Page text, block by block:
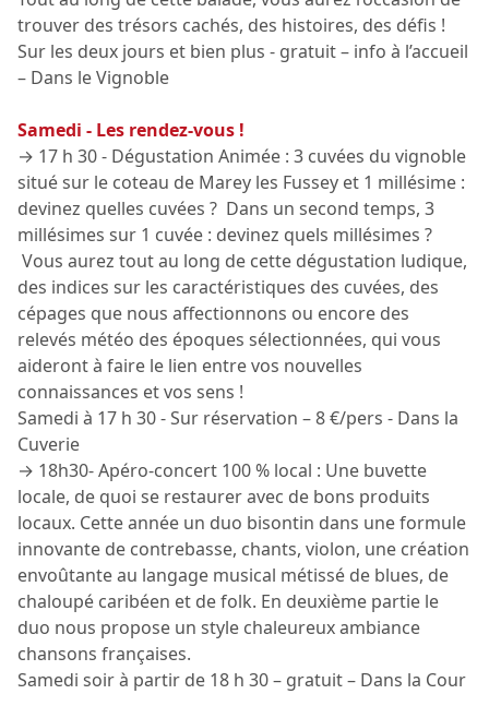
trouver des trésors cachés, des histoires, des défis !
Sur les deux jours et bien plus - gratuit – info à l’accueil
– Dans le Vignoble
Samedi - Les rendez-vous !
→ 17 h 30 - Dégustation Animée : 3 cuvées du vignoble
situé sur le coteau de Marey les Fussey et 1 millésime :
devinez quelles cuvées ? Dans un second temps, 3
millésimes sur 1 cuvée : devinez quels millésimes ?
Vous aurez tout au long de cette dégustation ludique,
des indices sur les caractéristiques des cuvées, des
cépages que nous affectionnons ou encore des
relevés météo des époques sélectionnées, qui vous
aideront à faire le lien entre vos nouvelles
connaissances et vos sens !
Samedi à 17 h 30 - Sur réservation – 8 €/pers - Dans la
Cuverie
→ 18h30- Apéro-concert 100 % local : Une buvette
locale, de quoi se restaurer avec de bons produits
locaux. Cette année un duo bisontin dans une formule
innovante de contrebasse, chants, violon, une création
envoûtante au langage musical métissé de blues, de
chaloupé caribéen et de folk. En deuxième partie le
duo nous propose un style chaleureux ambiance
chansons françaises.
Samedi soir à partir de 18 h 30 – gratuit – Dans la Cour